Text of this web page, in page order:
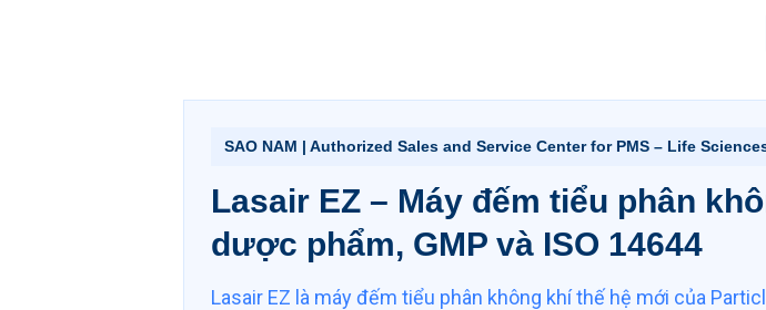
SAO NAM | Authorized Sales and Service Center for PMS – Life
Lasair EZ – Máy đếm tiểu phân
dược phẩm, GMP và ISO 14644
Lasair EZ là máy đếm tiểu phân không khí thế hệ mới của